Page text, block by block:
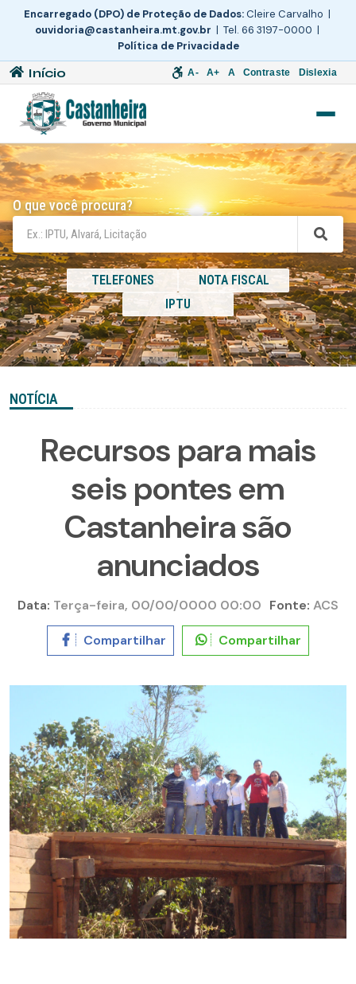
Encarregado (DPO) de Proteção de Dados:Cleire Carvalho |
ouvidoria@castanheira.mt.gov.br | Tel. 66 3197-0000 |
Política de Privacidade
Início A- A+ A Contraste Dislexia
O que você procura?
TELEFONES
NOTA FISCAL
IPTU
NOTÍCIA
Recursos para mais
seis pontes em
Castanheira são
anunciados
Data: Terça-feira, 00/00/0000 00:00 Fonte: ACS
Compartilhar Compartilhar